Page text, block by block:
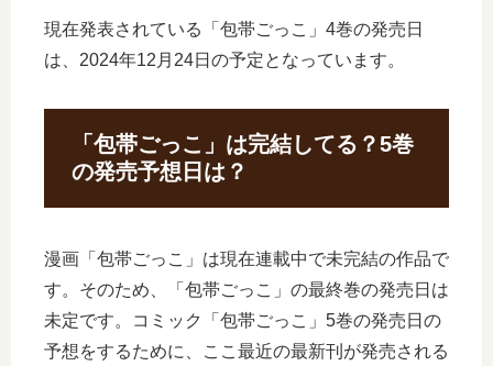
現在発表されている「包帯ごっこ」4巻の発売日
は、2024年12月24日の予定となっています。
「包帯ごっこ」は完結してる？5巻
の発売予想日は？
漫画「包帯ごっこ」は現在連載中で未完結の作品で
す。そのため、「包帯ごっこ」の最終巻の発売日は
未定です。コミック「包帯ごっこ」5巻の発売日の
予想をするために、ここ最近の最新刊が発売される